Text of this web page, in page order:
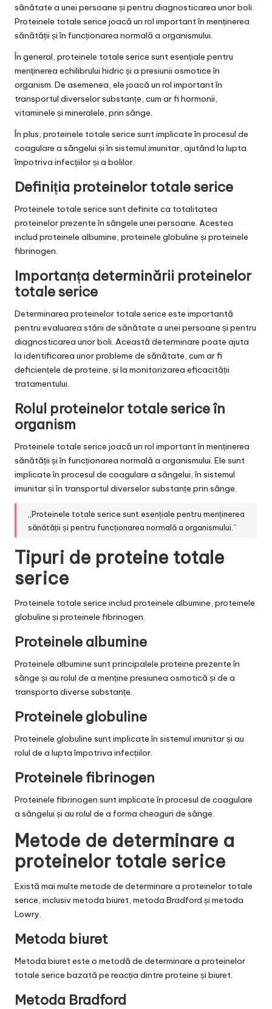
sănătate a unei persoane și pentru diagnosticarea unor boli.
Proteinele totale serice joacă un rol important în menținerea
sănătății și în funcționarea normală a organismului.
În general, proteinele totale serice sunt esențiale pentru
menținerea echilibrului hidric și a presiunii osmotice în
organism. De asemenea, ele joacă un rol important în
transportul diverselor substanțe, cum ar fi hormonii,
vitaminele și mineralele, prin sânge.
În plus, proteinele totale serice sunt implicate în procesul de
coagulare a sângelui și în sistemul imunitar, ajutând la lupta
împotriva infecțiilor și a bolilor.
Definiția proteinelor totale serice
Proteinele totale serice sunt definite ca totalitatea
proteinelor prezente în sângele unei persoane. Acestea
includ proteinele albumine, proteinele globuline și proteinele
fibrinogen.
Importanța determinării proteinelor
totale serice
Determinarea proteinelor totale serice este importantă
pentru evaluarea stării de sănătate a unei persoane și pentru
diagnosticarea unor boli. Această determinare poate ajuta
la identificarea unor probleme de sănătate, cum ar fi
deficiențele de proteine, și la monitorizarea eficacității
tratamentului.
Rolul proteinelor totale serice în
organism
Proteinele totale serice joacă un rol important în menținerea
sănătății și în funcționarea normală a organismului. Ele sunt
implicate în procesul de coagulare a sângelui, în sistemul
imunitar și în transportul diverselor substanțe prin sânge.
„Proteinele totale serice sunt esențiale pentru menținerea
sănătății și pentru funcționarea normală a organismului.”
Tipuri de proteine totale
serice
Proteinele totale serice includ proteinele albumine, proteinele
globuline și proteinele fibrinogen.
Proteinele albumine
Proteinele albumine sunt principalele proteine prezente în
sânge și au rolul de a menține presiunea osmotică și de a
transporta diverse substanțe.
Proteinele globuline
Proteinele globuline sunt implicate în sistemul imunitar și au
rolul de a lupta împotriva infecțiilor.
Proteinele fibrinogen
Proteinele fibrinogen sunt implicate în procesul de coagulare
a sângelui și au rolul de a forma cheaguri de sânge.
Metode de determinare a
proteinelor totale serice
Există mai multe metode de determinare a proteinelor totale
serice, inclusiv metoda biuret, metoda Bradford și metoda
Lowry.
Metoda biuret
Metoda biuret este o metodă de determinare a proteinelor
totale serice bazată pe reacția dintre proteine și biuret.
Metoda Bradford